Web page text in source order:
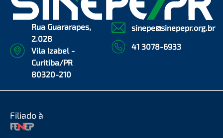
Rua Guararapes,
2.028
Vila Izabel -
Curitiba/PR
80320-210
sinepe@sinepepr.org.br
41 3078-6933
Filiado à